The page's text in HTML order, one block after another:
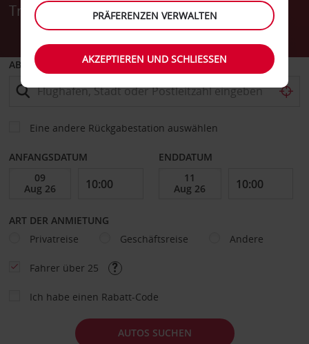
Treueprogramm und mehr.
ABHOLEN VON
Eine andere Rückgabestation auswählen
ANFANGSDATUM ENDDATUM
ART DER ANMIETUNG
Privatreise
Geschäftsreise Andere
Fahrer über 25
Ich habe einen Rabatt-Code
AUTOS SUCHEN
PRÄFERENZEN VERWALTEN
AKZEPTIEREN UND SCHLIESSEN